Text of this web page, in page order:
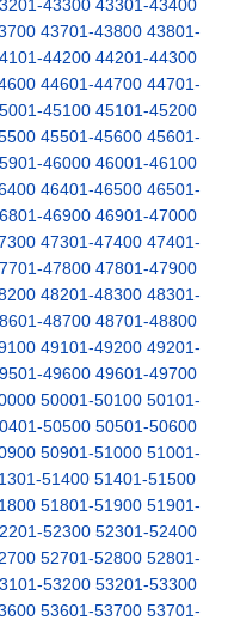
43300 43301-43400
43701-43800 43801-
44200 44201-44300
44601-44700 44701-
45100 45101-45200
45501-45600 45601-
46000 46001-46100
46401-46500 46501-
46900 46901-47000
47301-47400 47401-
47800 47801-47900
48201-48300 48301-
48700 48701-48800
49101-49200 49201-
49600 49601-49700
50001-50100 50101-
50500 50501-50600
50901-51000 51001-
51400 51401-51500
51801-51900 51901-
52300 52301-52400
52701-52800 52801-
53200 53201-53300
53601-53700 53701-